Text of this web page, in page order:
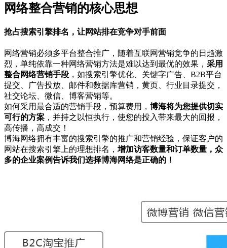
网络整合营销的核心思想
抢占搜索引擎排名，让网站排在竞争对手前面
网络营销必须多平台整合推广，随着互联网营销竞争的日趋激
烈，单纯依靠一种网络营销方法是难以达到最优的效果， 采用
整合网络营销手段 ，如搜索引擎优化、关键字广告、B2B平台
提交、广告投放、邮件和数据库营销，黄页、行业目录提交，
社交论坛、微信、博客营销等。
如何采用最合适的营销手段，预算费用， 博海将为您提供切实
可行的方案 ，并持之以恒执行，使您的投入带来最大的回报，
高传播，高成交！
博海网络拥有丰富的搜索引擎的推广和营销经验，保证客户的
网站在搜索引擎上的理想排名， 增加访客数量和订单数量，众
多的企业案例告诉我们选择博海网络是正确的！